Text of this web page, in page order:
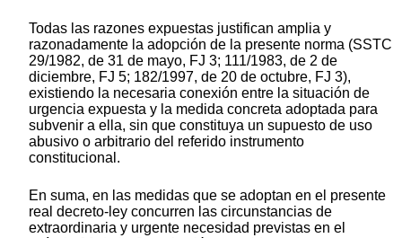
Todas las razones expuestas justifican amplia y
razonadamente la adopción de la presente norma (SSTC
29/1982, de 31 de mayo, FJ 3; 111/1983, de 2 de
diciembre, FJ 5; 182/1997, de 20 de octubre, FJ 3),
existiendo la necesaria conexión entre la situación de
urgencia expuesta y la medida concreta adoptada para
subvenir a ella, sin que constituya un supuesto de uso
abusivo o arbitrario del referido instrumento
constitucional.
En suma, en las medidas que se adoptan en el presente
real decreto-ley concurren las circunstancias de
extraordinaria y urgente necesidad previstas en el